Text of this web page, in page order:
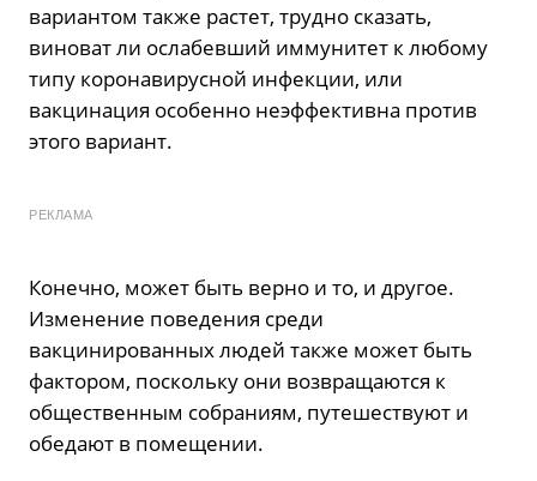
вариантом также растет, трудно сказать,
виноват ли ослабевший иммунитет к любому
типу коронавирусной инфекции, или
вакцинация особенно неэффективна против
этого вариант.
РЕКЛАМА
Конечно, может быть верно и то, и другое.
Изменение поведения среди
вакцинированных людей также может быть
фактором, поскольку они возвращаются к
общественным собраниям, путешествуют и
обедают в помещении.